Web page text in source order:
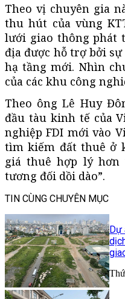
Theo vị chuyên gia
thu hút của vùng
lưới giao thông phát
địa được hỗ trợ bởi
hạ tầng mới. Nhìn
của các khu công
Theo ông Lê Huy
đầu tàu kinh tế của
nghiệp FDI mới vào
tìm kiếm đất thuê ở
giá thuê hợp lý hơn
tương đối dồi dào”.
TIN CÙNG CHUYÊN MỤC
Dự